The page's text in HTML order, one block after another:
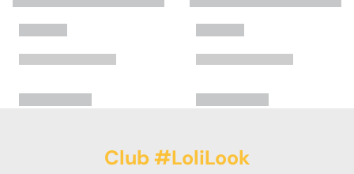
Club #LoliLook